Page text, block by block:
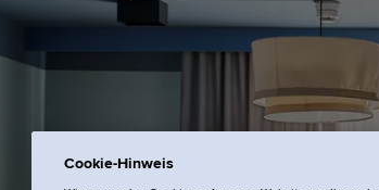
Cookie-Hinweis